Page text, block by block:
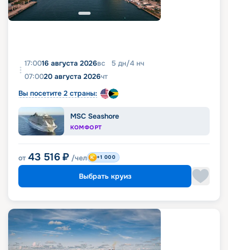
17:0016 августа 2026вс 5 дн/4 нч
07:0020 августа 2026чт
Вы посетите 2 страны:
MSC Seashore
КОМФОРТ
от 43 516 ₽ /чел +1 000
Выбрать круиз